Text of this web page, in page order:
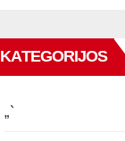
KATEGORIJOS
„`